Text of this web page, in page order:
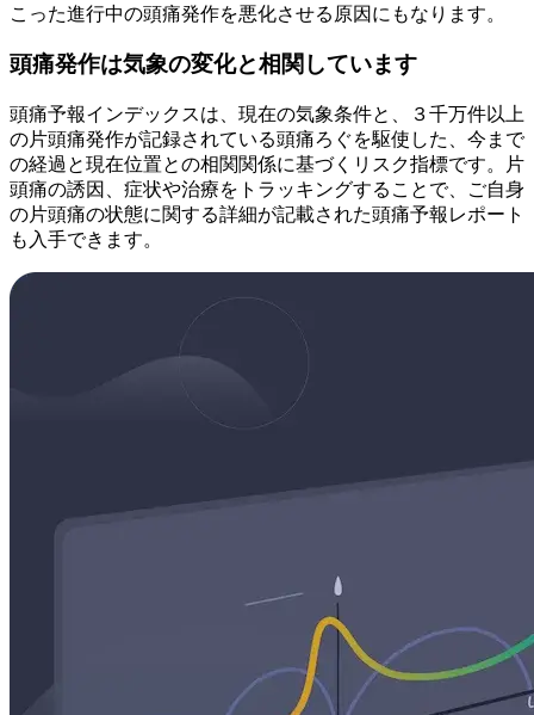
こった進行中の頭痛発作を悪化させる原因にもなります。
頭痛発作は気象の変化と相関しています
頭痛予報インデックスは、現在の気象条件と、３千万件以上
の片頭痛発作が記録されている頭痛ろぐを駆使した、今まで
の経過と現在位置との相関関係に基づくリスク指標です。片
頭痛の誘因、症状や治療をトラッキングすることで、ご自身
の片頭痛の状態に関する詳細が記載された頭痛予報レポート
も入手できます。